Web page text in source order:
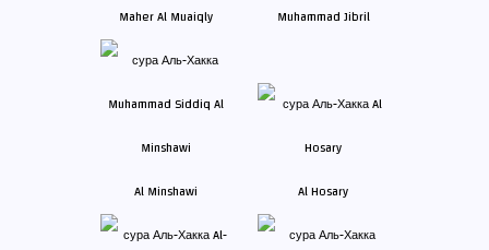
Maher Al Muaiqly Muhammad Jibril
Al Minshawi Al Hosary